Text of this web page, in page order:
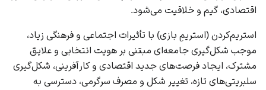
اقتصادی، گیم‌ و خلاقیت می‌شود.
استریم‌کردن (استریم‌ِ بازی) با تأثیرات اجتماعی و فرهنگی زیاد،
موجب شکل‌گیری جامعه‌ای مبتنی بر هویت انتخابی و علایق
مشترک، ایجاد فرصت‌های جدید اقتصادی و کارآفرینی، شکل‌گیری
سلبریتی‌های تازه، تغییر شکل و مصرف‌ سرگرمی، دسترسی به